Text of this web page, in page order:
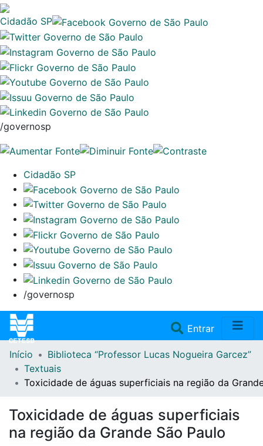
Cidadão SP
/governosp
Cidadão SP
/governosp
Entrar(current)
Home
Repositório
Início
Biblioteca “Professor Lucas Nogueira Garcez”
Textuais
Toxicidade de águas superficiais na região da
Toxicidade de águas superficiais
na região da Grande São Paulo